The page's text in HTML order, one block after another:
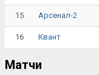
15 Арсенал-2
16 Квант
Матчи